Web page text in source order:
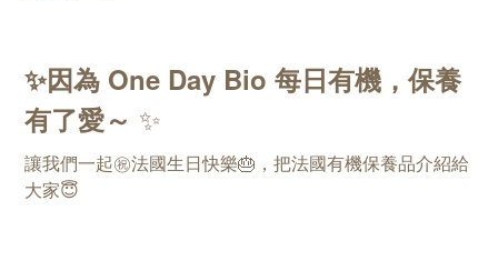
✨因為 One Day Bio 每日有機，保養
有了愛～ ✨
讓我們一起㊗️法國生日快樂🎂，把法國有機保養品介紹給
大家😇